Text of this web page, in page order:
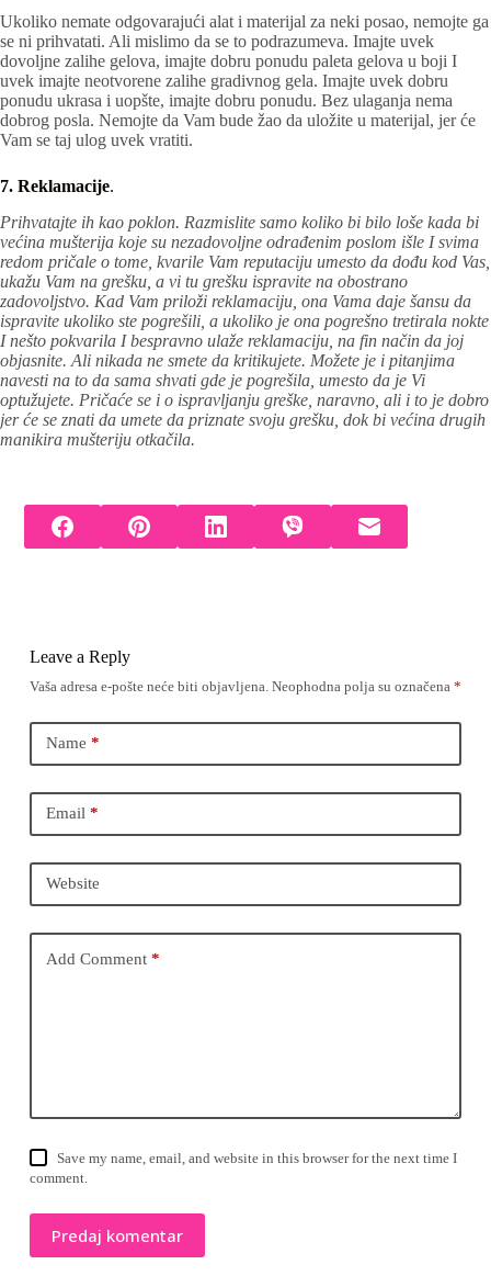
Ukoliko nemate odgovarajući alat i materijal za neki posao, nemojte ga
se ni prihvatati. Ali mislimo da se to podrazumeva. Imajte uvek
dovoljne zalihe gelova, imajte dobru ponudu paleta gelova u boji I
uvek imajte neotvorene zalihe gradivnog gela. Imajte uvek dobru
ponudu ukrasa i uopšte, imajte dobru ponudu. Bez ulaganja nema
dobrog posla. Nemojte da Vam bude žao da uložite u materijal, jer će
Vam se taj ulog uvek vratiti.
7. Reklamacije.
Prihvatajte ih kao poklon. Razmislite samo koliko bi bilo loše kada bi
većina mušterija koje su nezadovoljne odrađenim poslom išle I svima
redom pričale o tome, kvarile Vam reputaciju umesto da dođu kod Vas,
ukažu Vam na grešku, a vi tu grešku ispravite na obostrano
zadovoljstvo. Kad Vam priloži reklamaciju, ona Vama daje šansu da
ispravite ukoliko ste pogrešili, a ukoliko je ona pogrešno tretirala nokte
I nešto pokvarila I bespravno ulaže reklamaciju, na fin način da joj
objasnite. Ali nikada ne smete da kritikujete. Možete je i pitanjima
navesti na to da sama shvati gde je pogrešila, umesto da je Vi
optužujete. Pričaće se i o ispravljanju greške, naravno, ali i to je dobro
jer će se znati da umete da priznate svoju grešku, dok bi većina drugih
manikira mušteriju otkačila.
Leave a Reply
Vaša adresa e-pošte neće biti objavljena. Neophodna polja su označena *
Name *
Email*
Website
Add Comment*
Save my name, email, and website in this browser for the next time I
comment.
Predaj komentar